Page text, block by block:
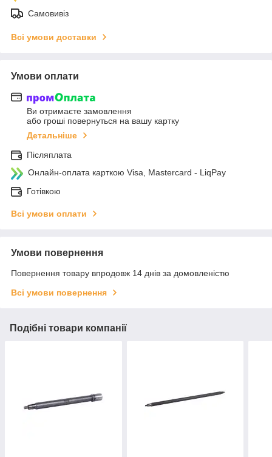
Самовивіз
Всі умови доставки
Умови оплати
Ви отримаєте замовлення
або гроші повернуться на вашу картку
Детальніше
Післяплата
Онлайн-оплата карткою Visa, Mastercard - LiqPay
Готівкою
Всі умови оплати
Умови повернення
Повернення товару впродовж 14 днів за домовленістю
Всі умови повернення
Подібні товари компанії